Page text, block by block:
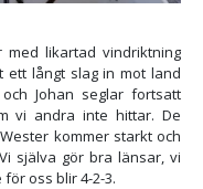
likartad vindriktning
ett långt slag in mot land
Johan seglar fortsatt
vi andra inte hittar. De
kommer starkt och
själva gör bra länsar, vi
oss blir 4-2-3.